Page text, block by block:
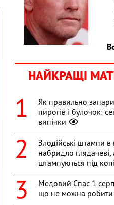
НАЙКРАЩІ
Як правильно
пирогів і булочок:
випічки
Злодійські штампи
набридло
штампуються під
Медовий Спас 1
що не можна робити